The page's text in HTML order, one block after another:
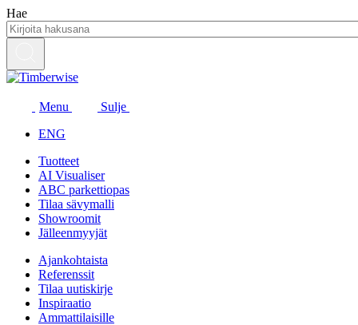
Siirry
sisältöön
Hae
Menu
Sulje
ENG
Tuotteet
AI Visualiser
ABC parkettiopas
Tilaa sävymalli
Showroomit
Jälleenmyyjät
Ajankohtaista
Referenssit
Tilaa uutiskirje
Inspiraatio
Ammattilaisille